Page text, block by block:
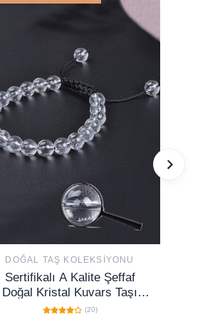
DOĞAL TAŞ KOLEKSIYONU
Sertifikalı A Kalite Şeffaf
Doğal Kristal Kuvars Taşı
Bileklik(20)